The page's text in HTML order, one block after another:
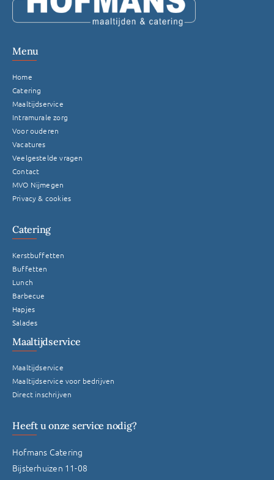
Menu
Home
Catering
Maaltijdservice
Intramurale zorg
Voor ouderen
Vacatures
Veelgestelde vragen
Contact
MVO Nijmegen
Privacy & cookies
Catering
Kerstbuffetten
Buffetten
Lunch
Barbecue
Hapjes
Salades
Maaltijdservice
Maaltijdservice
Maaltijdservice voor bedrijven
Direct inschrijven
Heeft u onze service nodig?
Hofmans Catering
Bijsterhuizen 11-08